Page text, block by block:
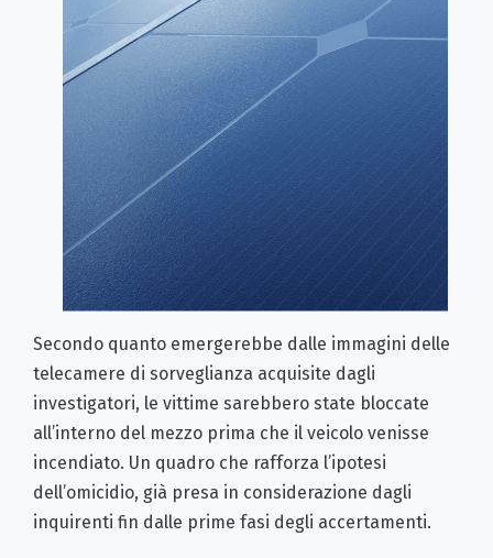
Secondo quanto emergerebbe dalle immagini delle
telecamere di sorveglianza acquisite dagli
investigatori, le vittime sarebbero state bloccate
all’interno del mezzo prima che il veicolo venisse
incendiato. Un quadro che rafforza l’ipotesi
dell’omicidio, già presa in considerazione dagli
inquirenti fin dalle prime fasi degli accertamenti.